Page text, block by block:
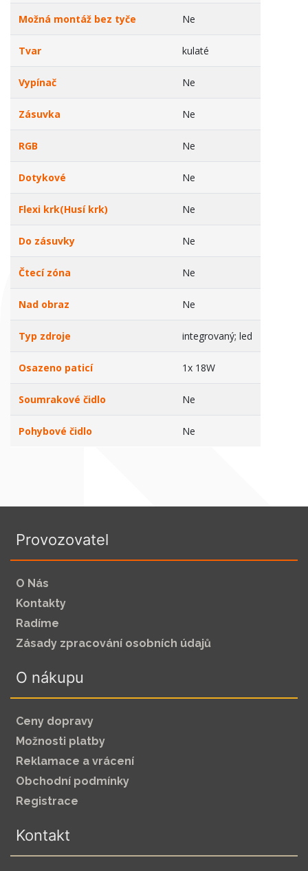
Možná montáž bez tyče Ne
Tvar kulaté
Vypínač Ne
Zásuvka Ne
RGB Ne
Dotykové Ne
Flexi krk(Husí krk) Ne
Do zásuvky Ne
Čtecí zóna Ne
Nad obraz Ne
Typ zdroje integrovaný; led
Osazeno paticí 1x 18W
Soumrakové čidlo Ne
Pohybové čidlo Ne
Provozovatel
O Nás
Kontakty
Radíme
Zásady zpracování osobních údajů
O nákupu
Ceny dopravy
Možnosti platby
Reklamace a vrácení
Obchodní podmínky
Registrace
Kontakt